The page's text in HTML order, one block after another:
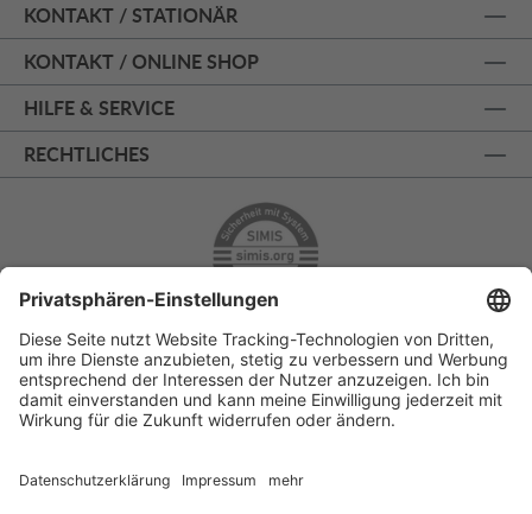
KONTAKT / STATIONÄR
KONTAKT / ONLINE SHOP
HILFE & SERVICE
RECHTLICHES
ÜBER 125 JAHRE AM PRINZIPALMARKT
PERSÖNLICHE BERATUNG
KOSTENLOSER RÜCKVERSAND